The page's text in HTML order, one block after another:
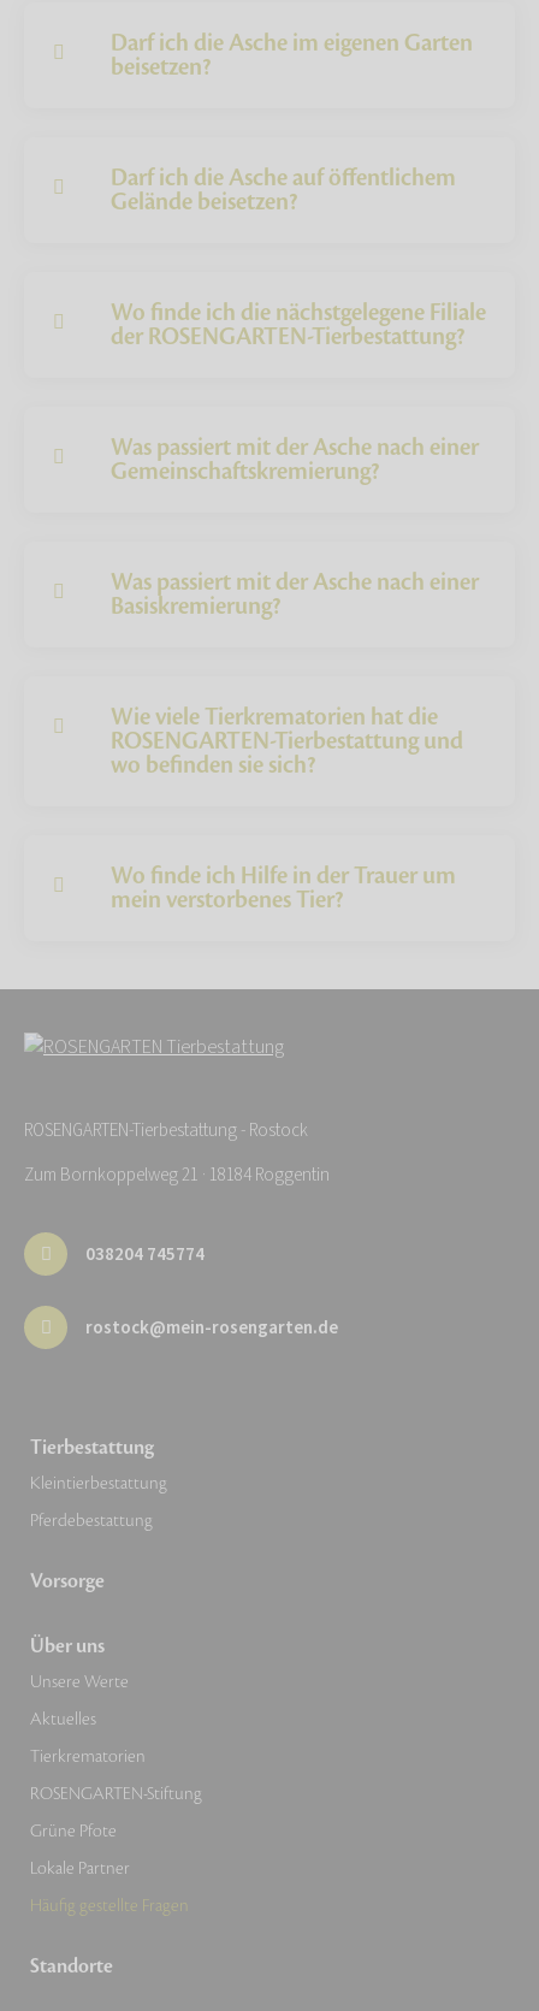
Darf ich die Asche im eigenen Garten
beisetzen?
Darf ich die Asche auf öffentlichem
Gelände beisetzen?
Wo finde ich die nächstgelegene Filiale
der ROSENGARTEN-Tierbestattung?
Was passiert mit der Asche nach einer
Gemeinschaftskremierung?
Was passiert mit der Asche nach einer
Basiskremierung?
Wie viele Tierkrematorien hat die
ROSENGARTEN-Tierbestattung und
wo befinden sie sich?
Wo finde ich Hilfe in der Trauer um
mein verstorbenes Tier?
ROSENGARTEN-Tierbestattung - Rostock
Zum Bornkoppelweg 21 · 18184 Roggentin
038204 745774
rostock@mein-rosengarten.de
Tierbestattung
Kleintierbestattung
Pferdebestattung
Vorsorge
Über uns
Unsere Werte
Aktuelles
Tierkrematorien
ROSENGARTEN-Stiftung
Grüne Pfote
Lokale Partner
Häufig gestellte Fragen
Standorte